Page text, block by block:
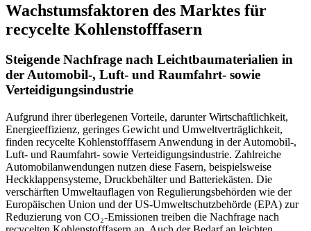
Wachstumsfaktoren des Marktes für
recycelte Kohlenstofffasern
Steigende Nachfrage nach Leichtbaumaterialien in
der Automobil-, Luft- und Raumfahrt- sowie
Verteidigungsindustrie
Aufgrund ihrer überlegenen Vorteile, darunter Wirtschaftlichkeit,
Energieeffizienz, geringes Gewicht und Umweltverträglichkeit,
finden recycelte Kohlenstofffasern Anwendung in der Automobil-,
Luft- und Raumfahrt- sowie Verteidigungsindustrie. Zahlreiche
Automobilanwendungen nutzen diese Fasern, beispielsweise
Heckklappensysteme, Druckbehälter und Batteriekästen. Die
verschärften Umweltauflagen von Regulierungsbehörden wie der
Europäischen Union und der US-Umweltschutzbehörde (EPA) zur
Reduzierung von CO₂-Emissionen treiben die Nachfrage nach